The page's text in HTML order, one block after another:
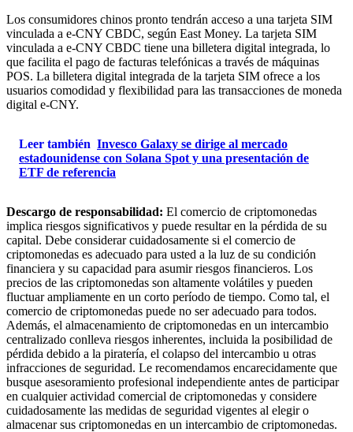
Los consumidores chinos pronto tendrán acceso a una tarjeta SIM
vinculada a e-CNY CBDC, según East Money. La tarjeta SIM
vinculada a e-CNY CBDC tiene una billetera digital integrada, lo
que facilita el pago de facturas telefónicas a través de máquinas
POS. La billetera digital integrada de la tarjeta SIM ofrece a los
usuarios comodidad y flexibilidad para las transacciones de moneda
digital e-CNY.
Leer también Invesco Galaxy se dirige al mercado
estadounidense con Solana Spot y una presentación de
ETF de referencia
Descargo de responsabilidad: El comercio de criptomonedas
implica riesgos significativos y puede resultar en la pérdida de su
capital. Debe considerar cuidadosamente si el comercio de
criptomonedas es adecuado para usted a la luz de su condición
financiera y su capacidad para asumir riesgos financieros. Los
precios de las criptomonedas son altamente volátiles y pueden
fluctuar ampliamente en un corto período de tiempo. Como tal, el
comercio de criptomonedas puede no ser adecuado para todos.
Además, el almacenamiento de criptomonedas en un intercambio
centralizado conlleva riesgos inherentes, incluida la posibilidad de
pérdida debido a la piratería, el colapso del intercambio u otras
infracciones de seguridad. Le recomendamos encarecidamente que
busque asesoramiento profesional independiente antes de participar
en cualquier actividad comercial de criptomonedas y considere
cuidadosamente las medidas de seguridad vigentes al elegir o
almacenar sus criptomonedas en un intercambio de criptomonedas.